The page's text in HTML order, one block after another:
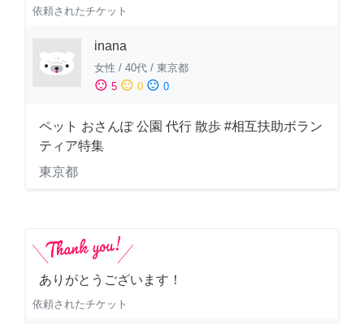
依頼されたチケット
inana
女性 / 40代 / 東京都
sentiment_satisfied 5 sentiment_neutral 0 sentiment_dissatisfied 0
ペット おさんぽ 公園 代行 散歩 #相互扶助ボラン
ティア特集
東京都
ありがとうございます！
依頼されたチケット